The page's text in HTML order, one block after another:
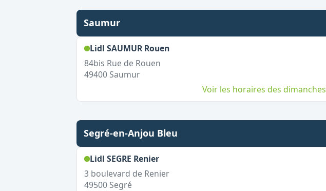
Saumur
Lidl SAUMUR Rouen,
84bis Rue de Rouen
49400 Saumur
Voir les horaires des dimanches
Segré-en-Anjou Bleu
Lidl SEGRE Renier,
3 boulevard de Renier
49500 Segré